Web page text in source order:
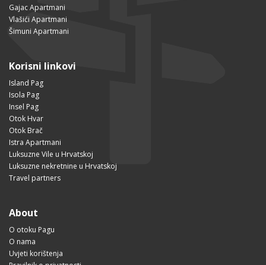
Gajac Apartmani
Vlašići Apartmani
Šimuni Apartmani
Korisni linkovi
Island Pag
Isola Pag
Insel Pag
Otok Hvar
Otok Brač
Istra Apartmani
Luksuzne Vile u Hrvatskoj
Luksuzne nekretnine u Hrvatskoj
Travel partners
About
O otoku Pagu
O nama
Uvjeti korištenja